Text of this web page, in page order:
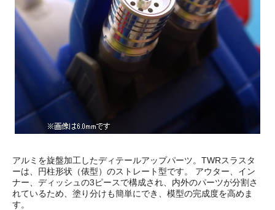
アルミを旋盤加工したディテールアップパーツ。TWRスラスタ
ーは、円柱形状（俵型）のストレート型です。 アウター、イン
ナー、ディッシュの3ピースで構成され、内外のパーツが分割さ
れているため、塗り分けも簡単にでき、模型の完成度を高めま
す。